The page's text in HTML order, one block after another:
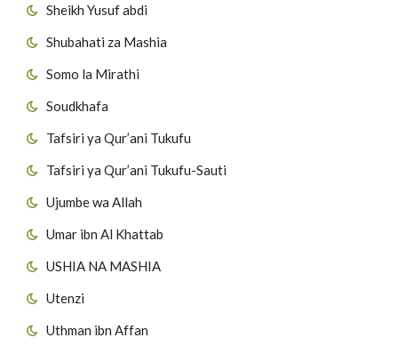
Sheikh Yusuf abdi
Shubahati za Mashia
Somo la Mirathi
Soudkhafa
Tafsiri ya Qur’ani Tukufu
Tafsiri ya Qur’ani Tukufu-Sauti
Ujumbe wa Allah
Umar ibn Al Khattab
USHIA NA MASHIA
Utenzi
Uthman ibn Affan